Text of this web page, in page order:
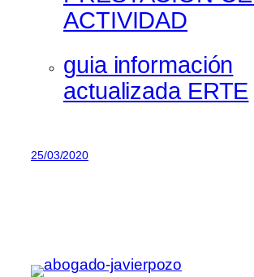
ACTIVIDAD
guia información
actualizada ERTE
25/03/2020